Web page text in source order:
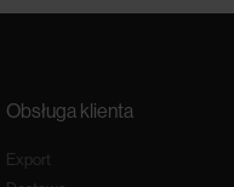
Obsługa klienta
Export